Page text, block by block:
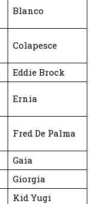
Blanco
Colapesce
Eddie Brock
Ernia
Fred De Palma
Gaia
Giorgia
Kid Yugi